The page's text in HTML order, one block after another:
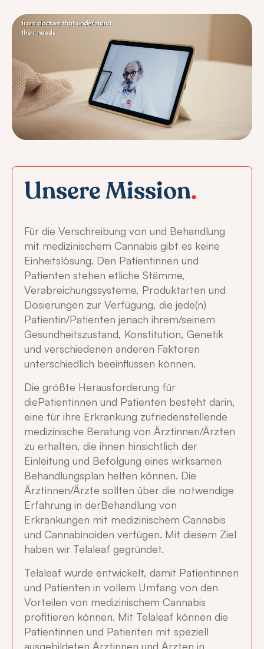
Unsere Mission.
Für die Verschreibung von und Behandlung
mit medizinischem Cannabis gibt es keine
Einheitslösung. Den Patientinnen und
Patienten stehen etliche Stämme,
Verabreichungssysteme, Produktarten und
Dosierungen zur Verfügung, die jede(n)
Patientin/Patienten jenach ihrem/seinem
Gesundheitszustand, Konstitution, Genetik
und verschiedenen anderen Faktoren
unterschiedlich beeinflussen können.
Die größte Herausforderung für
diePatientinnen und Patienten besteht darin,
eine für ihre Erkrankung zufriedenstellende
medizinische Beratung von Ärztinnen/Ärzten
zu erhalten, die ihnen hinsichtlich der
Einleitung und Befolgung eines wirksamen
Behandlungsplan helfen können. Die
Ärztinnen/Ärzte sollten über die notwendige
Erfahrung in derBehandlung von
Erkrankungen mit medizinischem Cannabis
und Cannabinoiden verfügen. Mit diesem Ziel
haben wir Telaleaf gegründet.
Telaleaf wurde entwickelt, damit Patientinnen
und Patienten in vollem Umfang von den
Vorteilen von medizinischem Cannabis
profitieren können. Mit Telaleaf können die
Patientinnen und Patienten mit speziell
ausgebildeten Ärztinnen und Ärzten in